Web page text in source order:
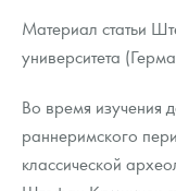
Аксессуары
Гарри Поттер
Год Лошади
Памятка для работы с
Условия возврата
Монеты
Скупка слитков
Наши преимущества
Письмо директору
Материал статьи
университета
Во время изучения
раннеримского
классической